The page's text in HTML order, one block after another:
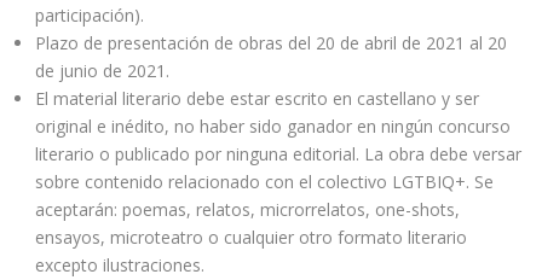
participación).
Plazo de presentación de obras del 20 de abril de 2021 al 20
de junio de 2021.
El material literario debe estar escrito en castellano y ser
original e inédito, no haber sido ganador en ningún concurso
literario o publicado por ninguna editorial. La obra debe versar
sobre contenido relacionado con el colectivo LGTBIQ+. Se
aceptarán: poemas, relatos, microrrelatos, one-shots,
ensayos, microteatro o cualquier otro formato literario
excepto ilustraciones.